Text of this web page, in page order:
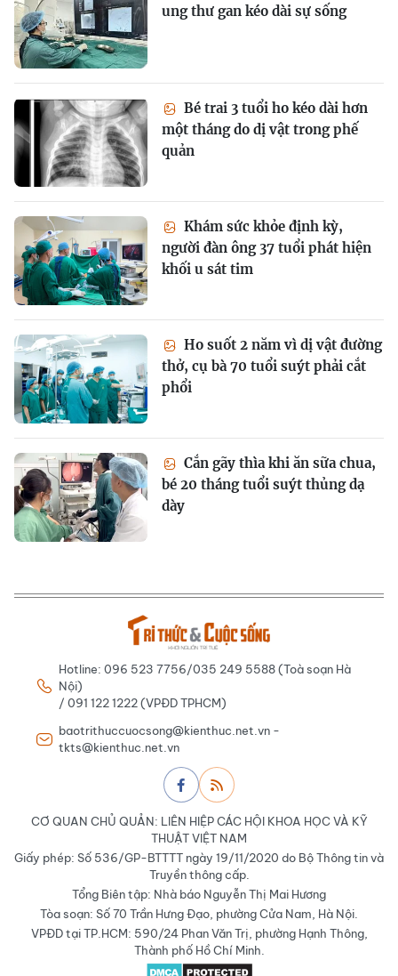
ung thư gan kéo dài sự sống
Bé trai 3 tuổi ho kéo dài hơn
một tháng do dị vật trong phế
quản
Khám sức khỏe định kỳ,
người đàn ông 37 tuổi phát hiện
khối u sát tim
Ho suốt 2 năm vì dị vật đường
thở, cụ bà 70 tuổi suýt phải cắt
phổi
Cắn gãy thìa khi ăn sữa chua,
bé 20 tháng tuổi suýt thủng dạ
dày
Hotline: 096 523 7756/035 249 5588 (Toà soạn Hà
Nội)
/ 091 122 1222 (VPĐD TPHCM)
baotrithuccuocsong@kienthuc.net.vn -
tkts@kienthuc.net.vn
CƠ QUAN CHỦ QUẢN: LIÊN HIỆP CÁC HỘI KHOA HỌC VÀ KỸ
THUẬT VIỆT NAM
Giấy phép: Số 536/GP-BTTTT ngày 19/11/2020 do Bộ Thông tin và
Truyền thông cấp.
Tổng Biên tập: Nhà báo Nguyễn Thị Mai Hương
Tòa soạn: Số 70 Trần Hưng Đạo, phường Cửa Nam, Hà Nội.
VPĐD tại TP.HCM: 590/24 Phan Văn Trị, phường Hạnh Thông,
Thành phố Hồ Chí Minh.